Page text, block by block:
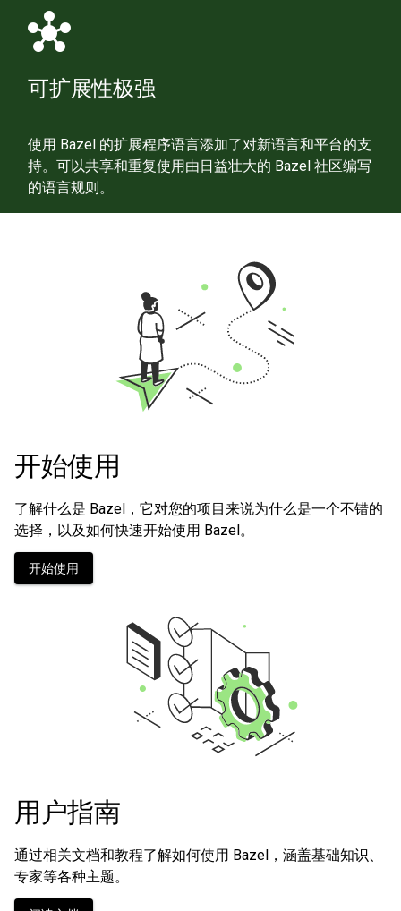
hub
可扩展性极强
使用 Bazel 的扩展程序语言添加了对新语言和平台的支
持。可以共享和重复使用由日益壮大的 Bazel 社区编写
的语言规则。
开始使用
了解什么是 Bazel，它对您的项目来说为什么是一个不错的
选择，以及如何快速开始使用 Bazel。
开始使用
用户指南
通过相关文档和教程了解如何使用 Bazel，涵盖基础知识、
专家等各种主题。